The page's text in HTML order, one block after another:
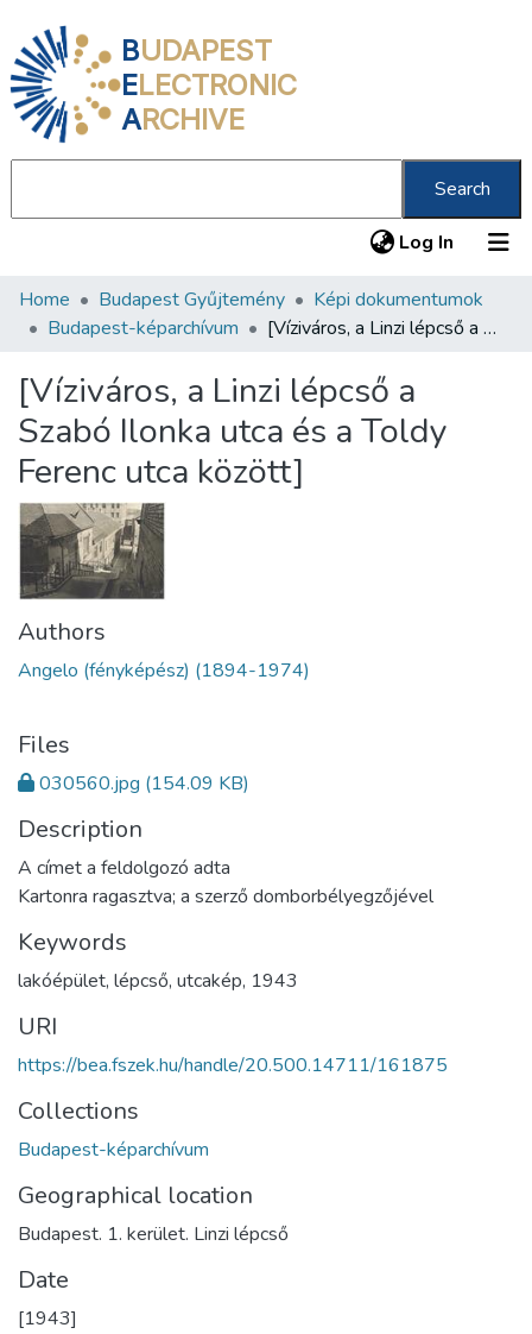
BUDAPEST
ELECTRONIC
ARCHIVE
Search
Log In (current)
Communities & Collections
Statistics
About us
Home Budapest Gyűjtemény
Képi dokumentumok
Budapest-képarchívum
[Víziváros, a Linzi lépcső a Szabó Ilonka utca és a Toldy Ferenc utca között]
[Víziváros, a Linzi lépcső a
Szabó Ilonka utca és a Toldy
Ferenc utca között]
Authors
Angelo (fényképész) (1894-1974)
Files
030560.jpg (154.09 KB)
Description
A címet a feldolgozó adta
Kartonra ragasztva; a szerző domborbélyegzőjével
Keywords
lakóépület, lépcső, utcakép, 1943
URI
https://bea.fszek.hu/handle/20.500.14711/161875
Collections
Budapest-képarchívum
Geographical location
Budapest. 1. kerület. Linzi lépcső
Date
[1943]